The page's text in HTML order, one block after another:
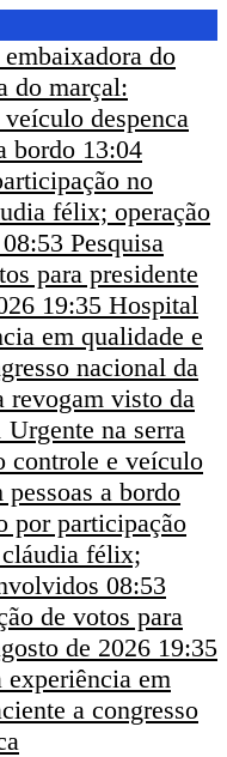
do
do marçal:
despenca
bordo 13:04
no
félix; operação
08:53 Pesquisa
para presidente
19:35 Hospital
em qualidade e
nacional da
revogam visto da
Urgente na serra
controle e veículo
a bordo
por participação
cláudia félix;
08:53
de votos para
de 2026 19:35
em
a congresso